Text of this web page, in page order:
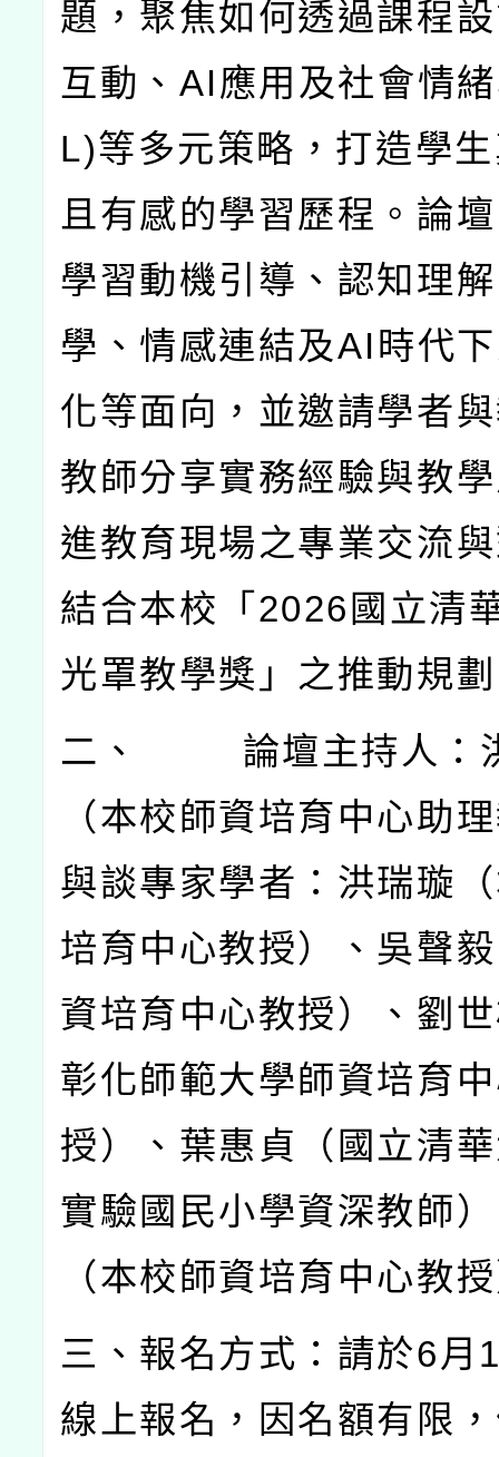
題，聚焦如何透過課程
互動、 AI應用及社會情
L)等多元策略，打造學
且有感的學習歷程。論
學習動機引導、認知理
學、情感連結及AI 時代
化等面向，並邀請學者
教師分享實務經驗與教
進教育現場之專業交流
結合本校「 2026 國立清
光罩教學獎」之推動規
二、
論壇主持人：
（本校師資培育中心助
與談專家學者：洪瑞璇
培育中心教授）、吳聲
資培育中心教授）、劉
彰化師範大學師資培育
授）、葉惠貞（國立清
實驗國民小學資深教師
（本校師資培育中心教
三、報名方式：請於6月
線上報名，因名額有限